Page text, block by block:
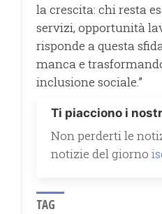
la crescita: chi resta
servizi, opportunità
risponde a questa
manca e
inclusione sociale.”
Ti piacciono i
Non perderti le
notizie del giorno
TAG